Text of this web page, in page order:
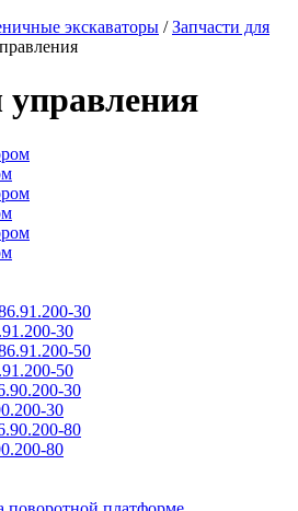
экскаваторы /Запчасти для
30
50
30
80